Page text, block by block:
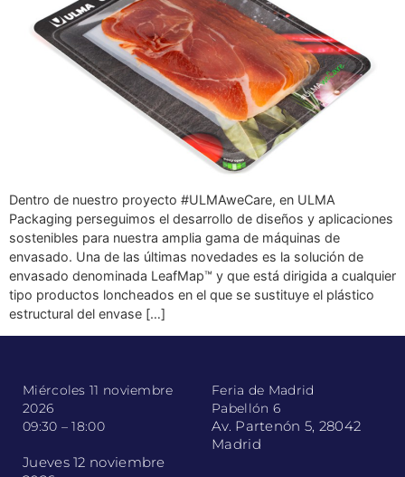
Dentro de nuestro proyecto #ULMAweCare, en ULMA
Packaging perseguimos el desarrollo de diseños y aplicaciones
sostenibles para nuestra amplia gama de máquinas de
envasado. Una de las últimas novedades es la solución de
envasado denominada LeafMap™ y que está dirigida a cualquier
tipo productos loncheados en el que se sustituye el plástico
estructural del envase […]
Miércoles 11 noviembre
2026
09:30 – 18:00
Jueves 12 noviembre
Feria de Madrid
Pabellón 6
Av. Partenón 5, 28042
Madrid